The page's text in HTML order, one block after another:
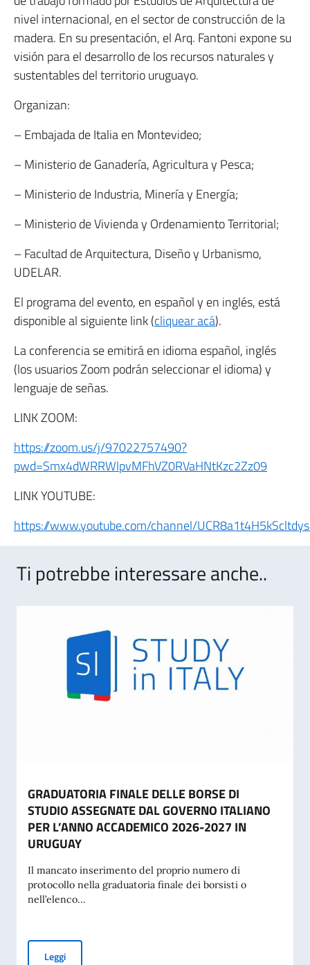
nivel internacional, en el sector de construcción de la
madera. En su presentación, el Arq. Fantoni expone su
visión para el desarrollo de los recursos naturales y
sustentables del territorio uruguayo.
Organizan:
– Embajada de Italia en Montevideo;
– Ministerio de Ganadería, Agricultura y Pesca;
– Ministerio de Industria, Minería y Energía;
– Ministerio de Vivienda y Ordenamiento Territorial;
– Facultad de Arquitectura, Diseño y Urbanismo,
UDELAR.
El programa del evento, en español y en inglés, está
disponible al siguiente link (cliquear acá).
La conferencia se emitirá en idioma español, inglés
(los usuarios Zoom podrán seleccionar el idioma) y
lenguaje de señas.
LINK ZOOM:
https://zoom.us/j/97022757490?
pwd=Smx4dWRRWlpvMFhVZ0RVaHNtKzc2Zz09
LINK YOUTUBE:
https://www.youtube.com/channel/
Ti potrebbe interessare anche..
GRADUATORIA FINALE DELLE BORSE DI
STUDIO ASSEGNATE DAL GOVERNO ITALIANO
PER L’ANNO ACCADEMICO 2026-2027 IN
URUGUAY
Il mancato inserimento del proprio numero di
protocollo nella graduatoria finale dei borsisti o
nell’elenco...
LeggiGRADUATORIA FINALE DELLE BORSE DI STUDIO